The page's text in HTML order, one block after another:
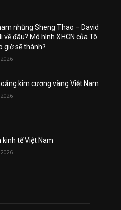
nhũng Sheng Thao – David
về đâu? Mô hình XHCN của Tô
giờ sẽ thành?
kim cương vàng Việt Nam
kinh tế Việt Nam